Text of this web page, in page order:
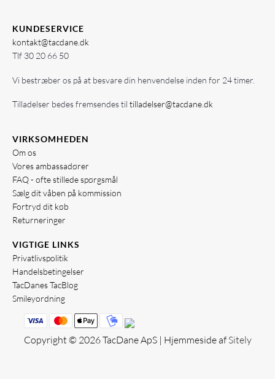
KUNDESERVICE
kontakt@tacdane.dk
Tlf 30 20 66 50
Vi bestræber os på at besvare din henvendelse inden for 24 timer.
Tilladelser bedes fremsendes til tilladelser@tacdane.dk
VIRKSOMHEDEN
Om os
Vores ambassadører
FAQ - ofte stillede spørgsmål
Sælg dit våben på kommission
Fortryd dit køb
Returneringer
VIGTIGE LINKS
Privatlivspolitik
Handelsbetingelser
TacDanes TacBlog
Smileyordning
Copyright © 2026 TacDane ApS | Hjemmeside af Sitely